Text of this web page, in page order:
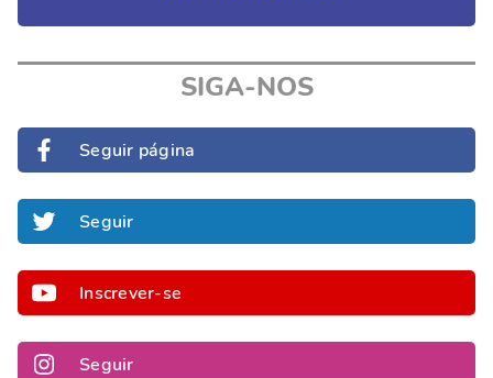
SIGA-NOS
Seguir página
Seguir
Inscrever-se
Seguir